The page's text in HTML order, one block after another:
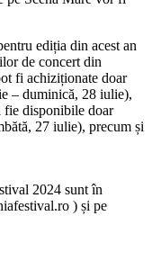
ediția din acest an
de concert din
fi achiziționate doar
– duminică, 28 iulie),
fie disponibile doar
27 iulie), precum și
2024 sunt în
) și pe